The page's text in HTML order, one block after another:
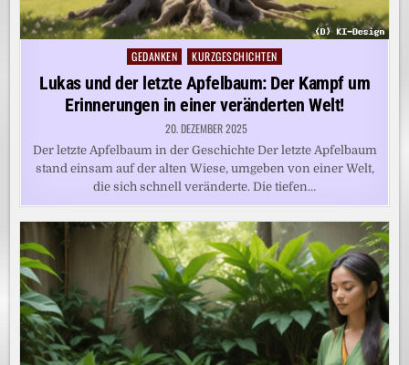
Posted
GEDANKEN KURZGESCHICHTEN
Lukas und der letzte Apfelbaum: Der Kampf um
Erinnerungen in einer veränderten Welt!
20. DEZEMBER 2025
Der letzte Apfelbaum in der Geschichte Der letzte Apfelbaum
stand einsam auf der alten Wiese, umgeben von einer Welt,
die sich schnell veränderte. Die tiefen…